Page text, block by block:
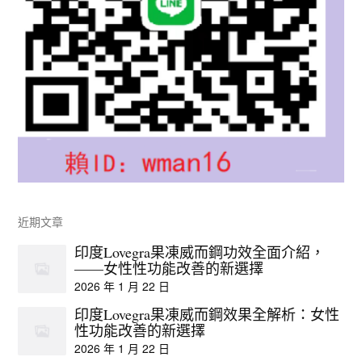
近期文章
印度Lovegra果凍威而鋼功效全面介紹，
——女性性功能改善的新選擇
2026 年 1 月 22 日
印度Lovegra果凍威而鋼效果全解析：女性
性功能改善的新選擇
2026 年 1 月 22 日